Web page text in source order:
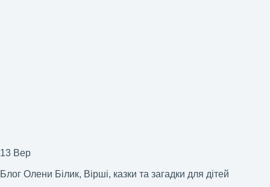
13 Вер
Блог Олени Білик, Вірші, казки та загадки для дітей